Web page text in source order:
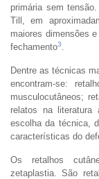
primária sem
Till, em
maiores dimensões
fechamento3
Dentre as técnicas
encontram-se:
musculocutâneos;
relatos na literatura
escolha da técnica,
características do
Os retalhos
zetaplastia. São